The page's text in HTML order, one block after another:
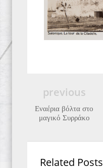
previous
Εναέρια βόλτα στο
μαγικό Συρράκο
Related Posts